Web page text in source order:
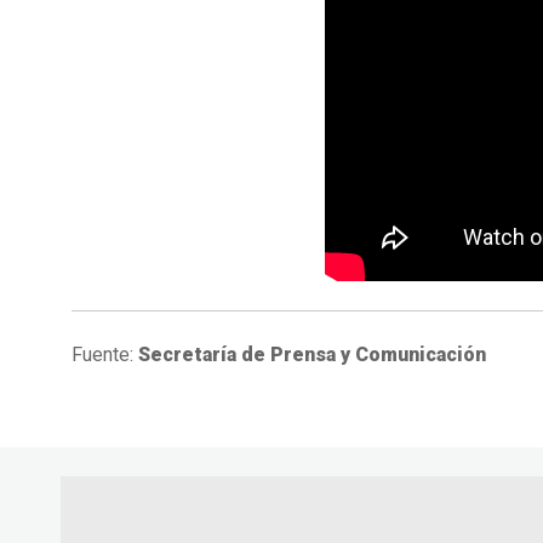
Fuente: Secretaría de Prensa y Comunicación